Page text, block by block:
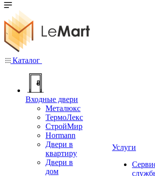
Каталог
Входные двери
Металюкс
ТермоЛекс
СтройМир
Hormann
Двери в
квартиру
Двери в
дом
Услуги